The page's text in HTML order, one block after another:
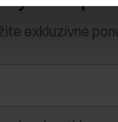
exkluzívne